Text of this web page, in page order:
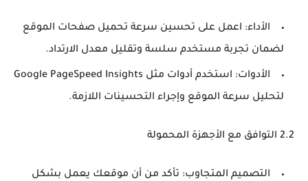
الأداء: اعمل على تحسين سرعة تحميل صفحات الموقع
لضمان تجربة مستخدم سلسة وتقليل معدل الارتداد.
الأدوات
: استخدم أدوات مثل Google PageSpeed Insights
لتحليل سرعة الموقع وإجراء التحسينات اللازمة.
2.2 التوافق مع الأجهزة المحمولة
التصميم المتجاوب: تأكد من أن موقعك يعمل بشكل